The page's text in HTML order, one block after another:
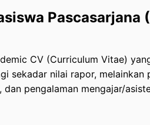
Pascasarjana
CV (Curriculum Vitae)
sekadar nilai rapor, melainkan
pengalaman mengajar/